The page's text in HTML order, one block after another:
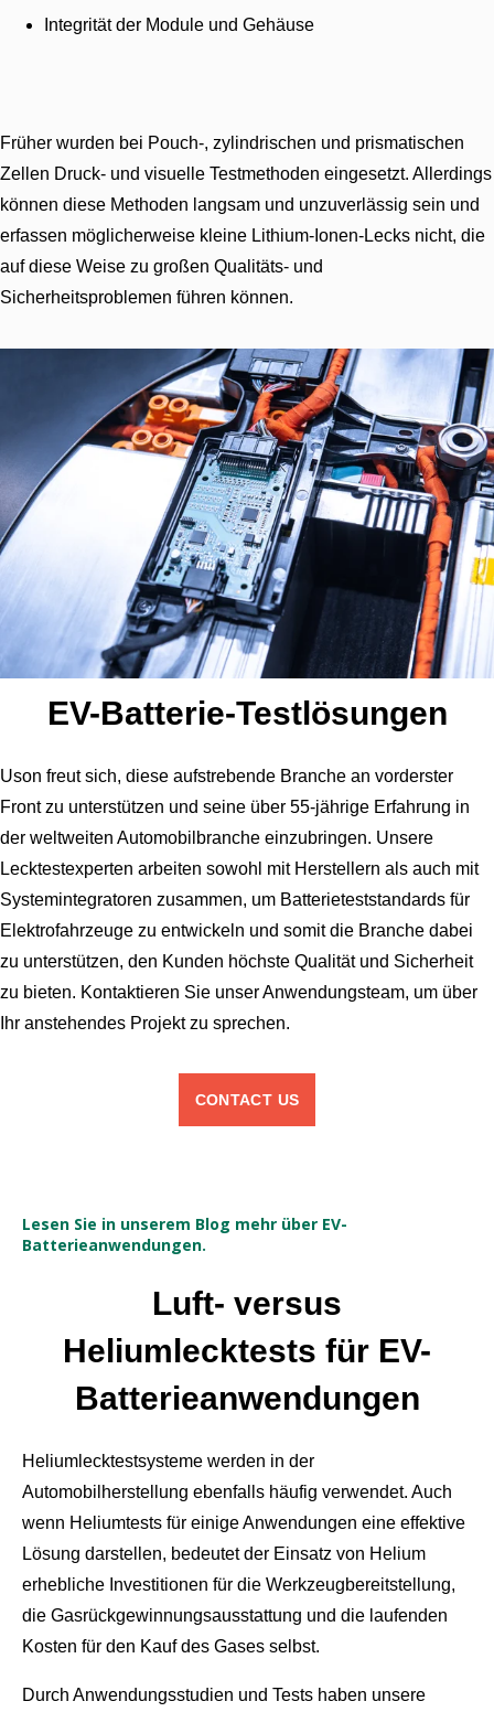
Integrität der Module und Gehäuse
Früher wurden bei Pouch-, zylindrischen und prismatischen
Zellen Druck- und visuelle Testmethoden eingesetzt. Allerdings
können diese Methoden langsam und unzuverlässig sein und
erfassen möglicherweise kleine Lithium-Ionen-Lecks nicht, die
auf diese Weise zu großen Qualitäts- und
Sicherheitsproblemen führen können.
EV-Batterie-Testlösungen
Uson freut sich, diese aufstrebende Branche an vorderster
Front zu unterstützen und seine über 55-jährige Erfahrung in
der weltweiten Automobilbranche einzubringen. Unsere
Lecktestexperten arbeiten sowohl mit Herstellern als auch mit
Systemintegratoren zusammen, um Batterieteststandards für
Elektrofahrzeuge zu entwickeln und somit die Branche dabei
zu unterstützen, den Kunden höchste Qualität und Sicherheit
zu bieten. Kontaktieren Sie unser Anwendungsteam, um über
Ihr anstehendes Projekt zu sprechen.
CONTACT US
Lesen Sie in unserem Blog mehr über EV-
Batterieanwendungen.
Luft- versus
Heliumlecktests für EV-
Batterieanwendungen
Heliumlecktestsysteme werden in der
Automobilherstellung ebenfalls häufig verwendet. Auch
wenn Heliumtests für einige Anwendungen eine effektive
Lösung darstellen, bedeutet der Einsatz von Helium
erhebliche Investitionen für die Werkzeugbereitstellung,
die Gasrückgewinnungsausstattung und die laufenden
Kosten für den Kauf des Gases selbst.
Durch Anwendungsstudien und Tests haben unsere